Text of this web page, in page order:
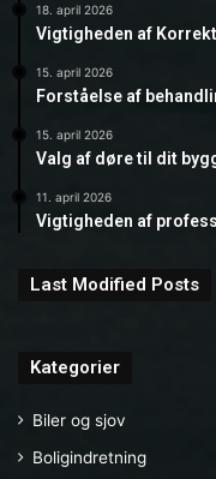
18. april 2026
Vigtigheden af
15. april 2026
Forståelse af
15. april 2026
Valg af døre til dit
11. april 2026
Vigtigheden af
Last Modified Posts
Kategorier
Biler og sjov
Boligindretning